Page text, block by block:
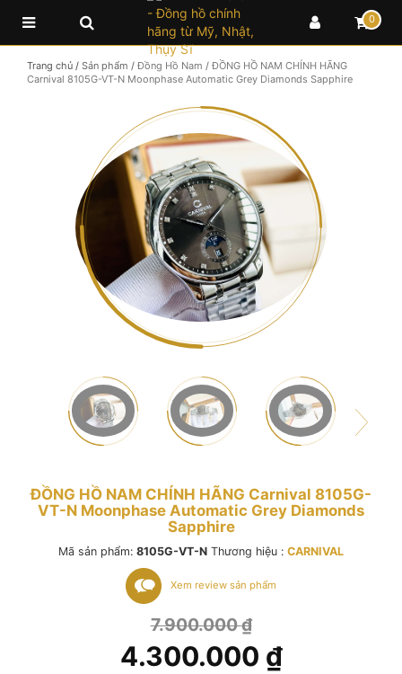
0
Trang chủ / Sản phẩm / Đồng Hồ Nam / ĐỒNG HỒ NAM CHÍNH HÃNG
Carnival 8105G-VT-N Moonphase Automatic Grey Diamonds Sapphire
ĐỒNG HỒ NAM CHÍNH HÃNG Carnival 8105G-
VT-N Moonphase Automatic Grey Diamonds
Sapphire
Mã sản phẩm: 8105G-VT-N Thương hiệu : CARNIVAL
Xem review sản phẩm
7.900.000₫
4.300.000 ₫